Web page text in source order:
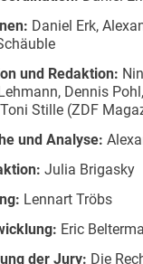
Daniel Erk,
und Redaktion:
Dennis
Stille (ZDF
und Analyse:
Julia Brigasky
Lennart Tröbs
Eric
der Jury: Die